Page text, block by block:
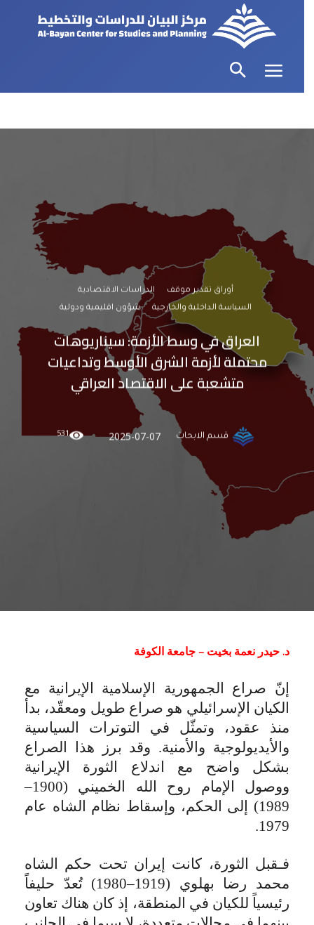
أوراق تقدير موقف
الدراسات الاقتصادية
السياسة الداخلية والخارجية
شؤون اقليمية ودولية
العراق في وسط الأزمة: سيناريوهات
محتملة لأزمة الشرق الأوسط وتداعيات
متشعبة على الاقتصاد العراقي
قسم الابحاث 2025-07-07
531
د. حيدر نعمة بخيت – جامعة الكوفة
إنّ صراع الجمهورية الإسلامية الإيرانية مع
الكيان الإسرائيلي هو صراع طويل ومعقّد، بدأ
منذ عقود، وتمثّل في التوترات السياسية
والأيديولوجية والأمنية. وقد برز هذا الصراع
بشكل واضح مع اندلاع الثورة الإيرانية
ووصول الإمام روح الله الخميني (1900–
1989) إلى الحكم، وإسقاط نظام الشاه عام
1979.
فـقبل الثورة، كانت إيران تحت حكم الشاه
محمد رضا بهلوي (1919–1980) تُعدّ حليفاً
رئيسياً للكيان في المنطقة، إذ كان هناك تعاون